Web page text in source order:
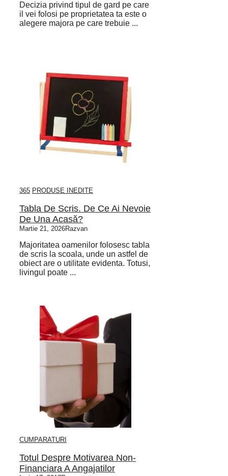
Decizia privind tipul de gard pe care
il vei folosi pe proprietatea ta este o
alegere majora pe care trebuie ...
365 PRODUSE INEDITE
Tabla De Scris. De Ce Ai Nevoie
De Una Acasă?
Martie 21, 2026Razvan
Majoritatea oamenilor folosesc tabla
de scris la scoala, unde un astfel de
obiect are o utilitate evidenta. Totusi,
livingul poate ...
CUMPARATURI
Totul Despre Motivarea Non-
Financiara A Angajatilor